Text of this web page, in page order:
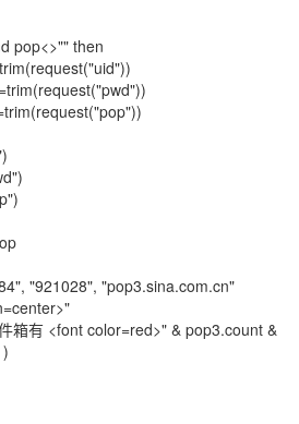
pop<>"" then
"921028", "pop3.sina.com.cn"
箱有 <font color=red>" & pop3.count &